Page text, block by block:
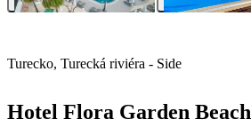
Turecko, Turecká riviéra - Side
Hotel Flora Garden Beach